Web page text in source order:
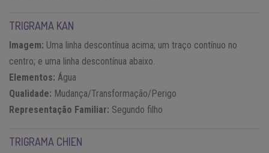
TRIGRAMA KAN
Imagem: Uma linha descontínua acima; um traço contínuo no
centro; e uma linha descontínua abaixo.
Elementos: Água
Qualidade: Mudança/Transformação/Perigo
Representação Familiar: Segundo filho
TRIGRAMA CHIEN